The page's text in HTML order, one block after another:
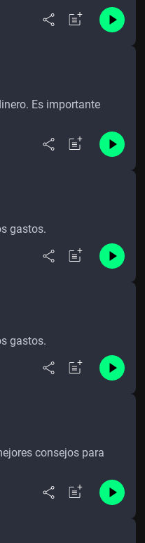
Es importante
gastos.
gastos.
consejos para